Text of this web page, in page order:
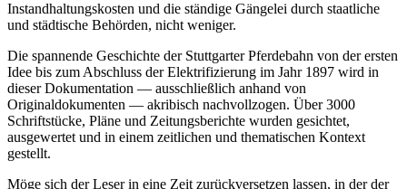
Instandhaltungskosten und die ständige Gängelei durch staatliche
und städtische Behörden, nicht weniger.
Die spannende Geschichte der Stuttgarter Pferdebahn von der ersten
Idee bis zum Abschluss der Elektrifizierung im Jahr 1897 wird in
dieser Dokumentation — ausschließlich anhand von
Originaldokumenten — akribisch nachvollzogen. Über 3000
Schriftstücke, Pläne und Zeitungsberichte wurden gesichtet,
ausgewertet und in einem zeitlichen und thematischen Kontext
gestellt.
Möge sich der Leser in eine Zeit zurückversetzen lassen, in der der